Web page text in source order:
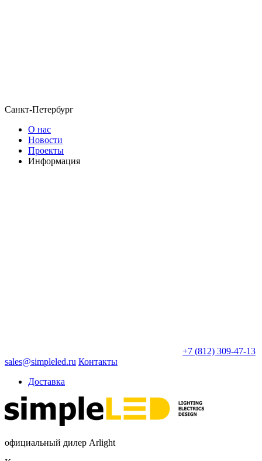
Санкт-Петербург
О нас
Новости
Проекты
Информация
+7 (812) 309-47-13
sales@simpleled.ru Контакты
Доставка
официальный дилер Arlight